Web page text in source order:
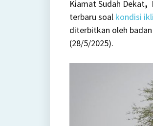
Kiamat Sudah Dekat,
terbaru soal kondisi
diterbitkan oleh
(28/5/2025).